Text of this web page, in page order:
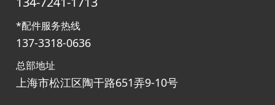
*配件服务热线
137-3318-0636
总部地址
上海市松江区陶干路651弄9-10号